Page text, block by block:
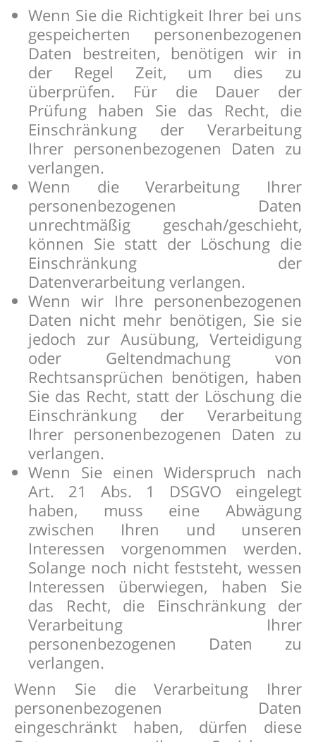
Wenn Sie die Richtigkeit Ihrer bei uns
gespeicherten personenbezogenen
Daten bestreiten, benötigen wir in
der Regel Zeit, um dies zu
überprüfen. Für die Dauer der
Prüfung haben Sie das Recht, die
Einschränkung der Verarbeitung
Ihrer personenbezogenen Daten zu
verlangen.
Wenn die Verarbeitung Ihrer
personenbezogenen Daten
unrechtmäßig geschah/geschieht,
können Sie statt der Löschung die
Einschränkung der
Datenverarbeitung verlangen.
Wenn wir Ihre personenbezogenen
Daten nicht mehr benötigen, Sie sie
jedoch zur Ausübung, Verteidigung
oder Geltendmachung von
Rechtsansprüchen benötigen, haben
Sie das Recht, statt der Löschung die
Einschränkung der Verarbeitung
Ihrer personenbezogenen Daten zu
verlangen.
Wenn Sie einen Widerspruch nach
Art. 21 Abs. 1 DSGVO eingelegt
haben, muss eine Abwägung
zwischen Ihren und unseren
Interessen vorgenommen werden.
Solange noch nicht feststeht, wessen
Interessen überwiegen, haben Sie
das Recht, die Einschränkung der
Verarbeitung Ihrer
personenbezogenen Daten zu
verlangen.
Wenn Sie die Verarbeitung Ihrer
personenbezogenen Daten
eingeschränkt haben, dürfen diese